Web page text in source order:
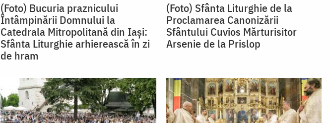
(Foto) Bucuria praznicului
Întâmpinării Domnului la
Catedrala Mitropolitană din Iași:
Sfânta Liturghie arhierească în zi
de hram
(Foto) Sfânta Liturghie de la
Proclamarea Canonizării
Sfântului Cuvios Mărturisitor
Arsenie de la Prislop